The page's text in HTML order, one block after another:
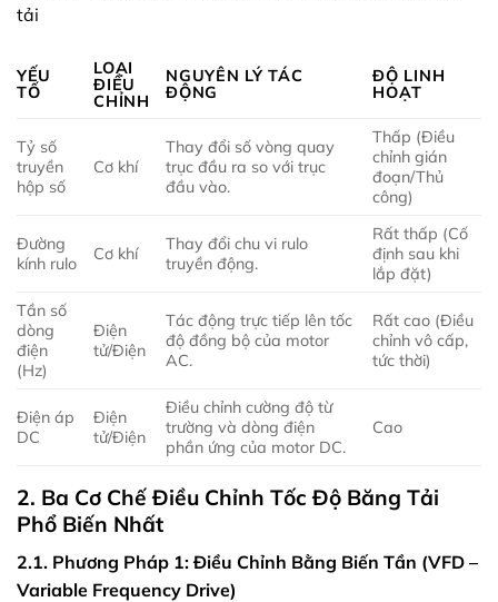
tải
YẾU
TỐ
LOẠI
ĐIỀU
CHỈNH
NGUYÊN LÝ TÁC
ĐỘNG
ĐỘ LINH
HOẠT
Tỷ số
truyền
hộp số
Cơ khí
Thay đổi số vòng quay
trục đầu ra so với trục
đầu vào.
Thấp (Điều
chỉnh gián
đoạn/Thủ
công)
Đường
kính rulo
Cơ khí
Thay đổi chu vi rulo
truyền động.
Rất thấp (Cố
định sau khi
lắp đặt)
Tần số
dòng
điện
(Hz)
Điện
tử/Điện
Tác động trực tiếp lên tốc
độ đồng bộ của motor
AC.
Rất cao (Điều
chỉnh vô cấp,
tức thời)
Điện áp
DC
Điện
tử/Điện
Điều chỉnh cường độ từ
trường và dòng điện
phần ứng của motor DC.
Cao
2. Ba Cơ Chế Điều Chỉnh Tốc Độ Băng Tải
Phổ Biến Nhất
2.1. Phương Pháp 1: Điều Chỉnh Bằng Biến Tần (VFD –
Variable Frequency Drive)